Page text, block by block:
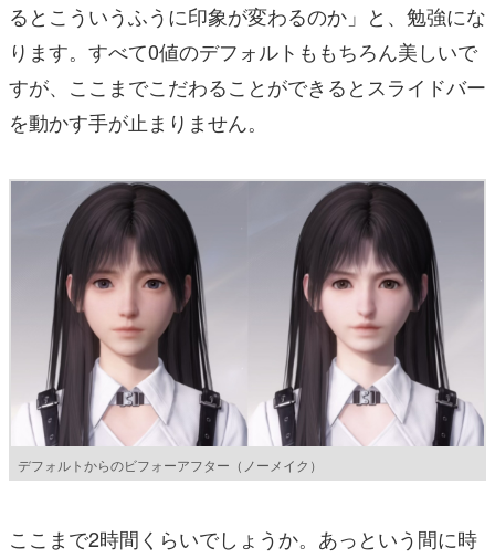
るとこういうふうに印象が変わるのか」と、勉強にな
ります。すべて0値のデフォルトももちろん美しいで
すが、ここまでこだわることができるとスライドバー
を動かす手が止まりません。
デフォルトからのビフォーアフター（ノーメイク）
ここまで2時間くらいでしょうか。あっという間に時